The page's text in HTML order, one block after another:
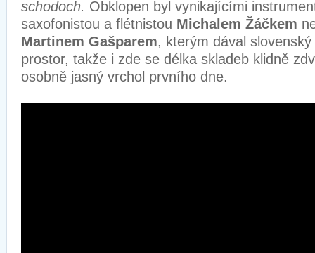
schodoch. Obklopen byl vynikajícími
saxofonistou a flétnistou Michalem Žáčkem
Martinem Gašparem, kterým dával
prostor, takže i zde se délka skladeb klidně
osobně jasný vrchol prvního dne.